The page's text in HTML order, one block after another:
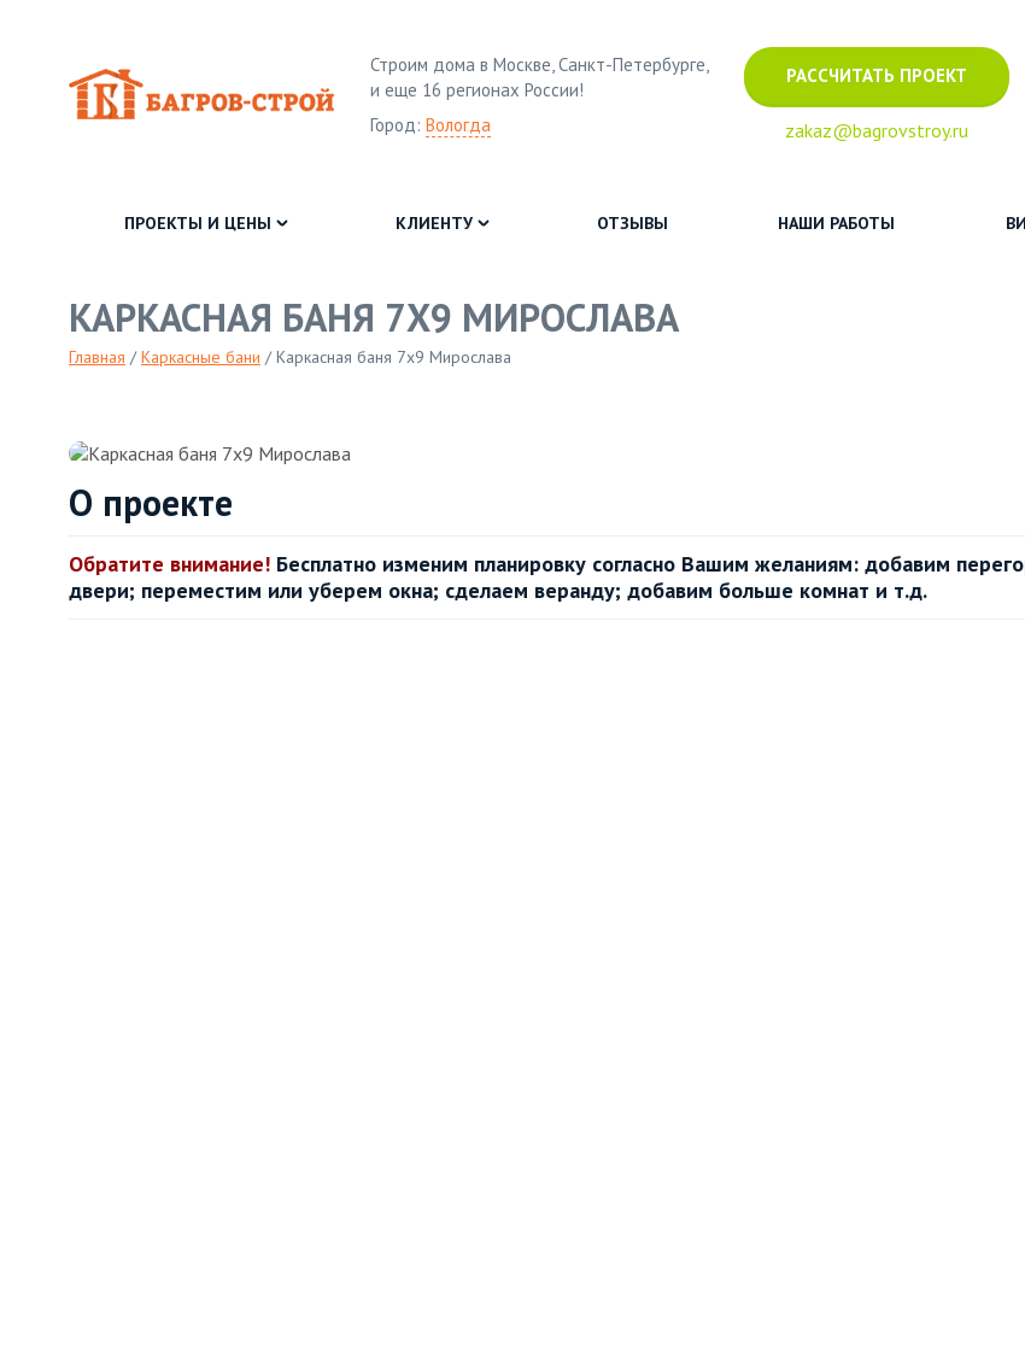
Строим дома в Москве, Санкт-Петербурге,
и еще 16 регионах России!
Город: Вологда
РАССЧИТАТЬ ПРОЕКТ
zakaz@bagrovstroy.ru
ПРОЕКТЫ И ЦЕНЫ КЛИЕНТУ ОТЗЫВЫ НАШИ РАБОТЫ
КАРКАСНАЯ БАНЯ 7Х9 МИРОСЛАВА
Главная /Каркасные бани /Каркасная баня 7х9 Мирослава
О проекте
Обратите внимание! Бесплатно изменим планировку согласно Вашим желаниям: добавим
двери; переместим или уберем окна; сделаем веранду; добавим больше комнат и т.д.